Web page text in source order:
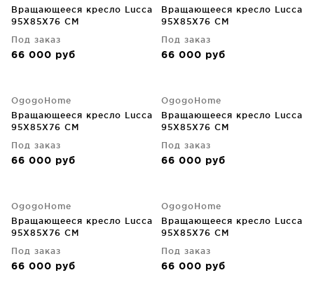
Вращающееся кресло Lucca
95X85X76 CM
Под заказ
66 000 руб
Вращающееся кресло Lucca
95X85X76 CM
Под заказ
66 000 руб
OgogoHome
Вращающееся кресло Lucca
95X85X76 CM
Под заказ
66 000 руб
OgogoHome
Вращающееся кресло Lucca
95X85X76 CM
Под заказ
66 000 руб
OgogoHome
Вращающееся кресло Lucca
95X85X76 CM
Под заказ
66 000 руб
OgogoHome
Вращающееся кресло Lucca
95X85X76 CM
Под заказ
66 000 руб